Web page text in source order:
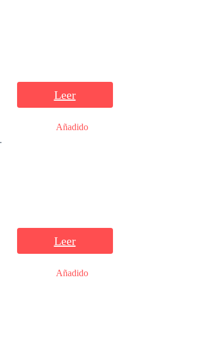
Leer
Añadido
Leer
Añadido